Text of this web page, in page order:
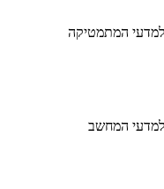
המתמטיקה
המחשב